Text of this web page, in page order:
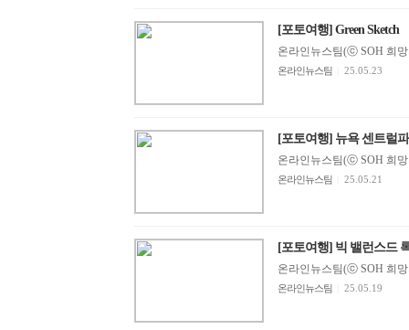
[포토여행] Green Sketch
온라인뉴스팀(ⓒ SOH 희망
온라인뉴스팀 25.05.23
[포토여행] 뉴욕 센트럴
온라인뉴스팀(ⓒ SOH 희망
온라인뉴스팀 25.05.21
[포토여행] 빅 밸런스드
온라인뉴스팀(ⓒ SOH 희망
온라인뉴스팀 25.05.19